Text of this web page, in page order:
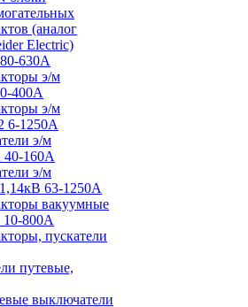
(аналог
Electric)
630А
э/м
400А
э/м
6-1250А
э/м
160А
э/м
63-1250А
вакуумные
800А
пускатели
путевые,
выключатели